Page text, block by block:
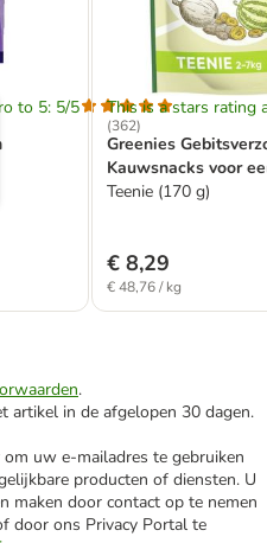
to 5: 5/5 This is a stars rating
(362)
Greenies
Kauwsnacks voor
Teenie (170 g)
€ 8,29
€ 48,76 / kg
.
artikel in de afgelopen 30 dagen.
uw e-mailadres te gebruiken
producten of diensten. U
maken door contact op te nemen
door ons Privacy Portal te